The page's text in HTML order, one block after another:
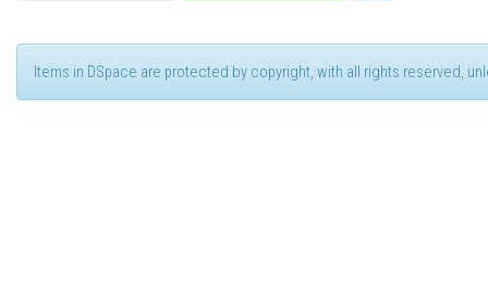
Items in DSpace are protected by copyright, with all rights reserved,